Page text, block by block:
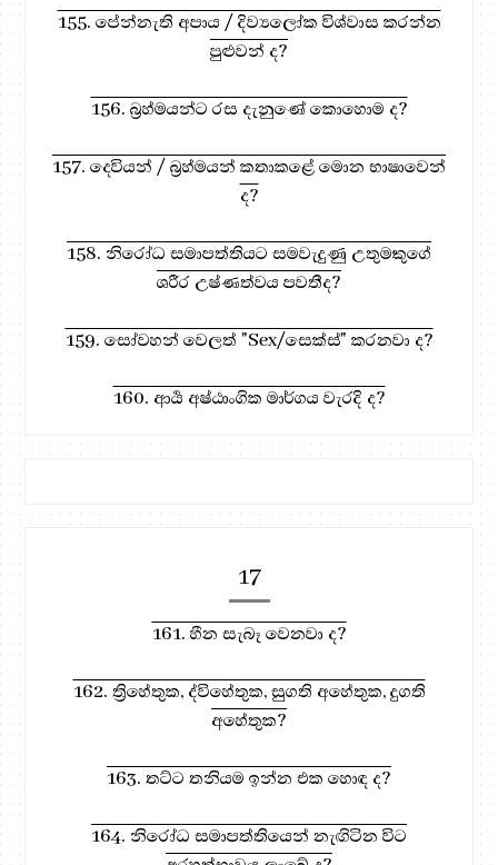
155. පේන්නැති අපාය / දිව්‍යලෝක විශ්වාස කරන්න
පුළුවන් ද?
156. බ්‍රහ්මයන්ට රස දැනුණේ කොහොම ද?
157. දෙවියන් / බ්‍රහ්මයන් කතාකළේ මොන භාෂාවෙන්
ද?
158. නිරෝධ සමාපත්තියට සමවැදුණු උතුමකුගේ
ශරීර උෂ්ණත්වය පවතීද?
159. සෝවහන් වෙලත් "Sex/සෙක්ස්" කරනවා ද?
160. ආර්‍ය අෂ්ඨාංගික මාර්ගය වැරදි ද?
17
161. හීන සැබෑ වෙනවා ද?
162. ත්‍රිහේතුක, ද්විහේතුක, සුගති අහේතුක, දුගති
අහේතුක?
163. තට්ට තනියම ඉන්න එක හොඳ ද?
164. නිරෝධ සමාපත්තියෙන් නැඟිටින විට